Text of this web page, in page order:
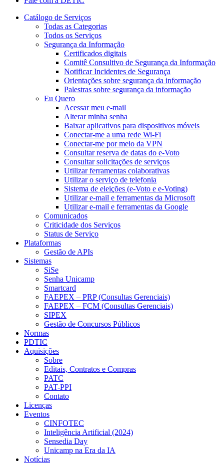
Catálogo de Serviços
Todas as Categorias
Todos os Serviços
Segurança da Informação
Certificados digitais
Comitê Consultivo de Segurança da Informação
Notificar Incidentes de Segurança
Orientações sobre segurança da informação
Palestras sobre segurança da informação
Eu Quero
Acessar meu e-mail
Alterar minha senha
Baixar aplicativos para dispositivos móveis
Conectar-me a uma rede Wi-Fi
Conectar-me por meio da VPN
Consultar reserva de datas do e-Voto
Consultar solicitações de serviços
Utilizar ferramentas colaborativas
Utilizar o serviço de telefonia
Sistema de eleições (e-Voto e e-Voting)
Utilizar e-mail e ferramentas da Microsoft
Utilizar e-mail e ferramentas da Google
Comunicados
Criticidade dos Serviços
Status de Serviço
Plataformas
Gestão de APIs
Sistemas
SiSe
Senha Unicamp
Smartcard
FAEPEX – PRP (Consultas Gerenciais)
FAEPEX – FCM (Consultas Gerenciais)
SIPEX
Gestão de Concursos Públicos
Normas
PDTIC
Aquisições
Sobre
Editais, Contratos e Compras
PATC
PAT-PPI
Contato
Licenças
Eventos
CINFOTEC
Inteligência Artificial (2024)
Sensedia Day
Unicamp na Era da IA
Notícias